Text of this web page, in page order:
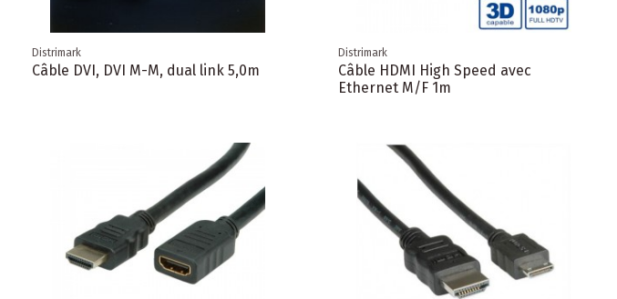
Distrimark
Câble DVI, DVI M-M, dual link 5,0m
Distrimark
Câble HDMI High Speed avec
Ethernet M/F 1m